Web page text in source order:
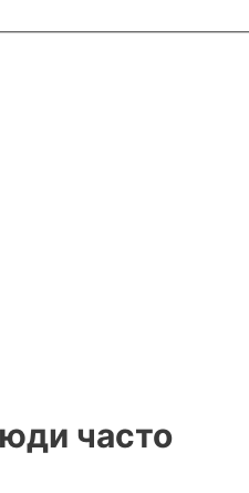
часто